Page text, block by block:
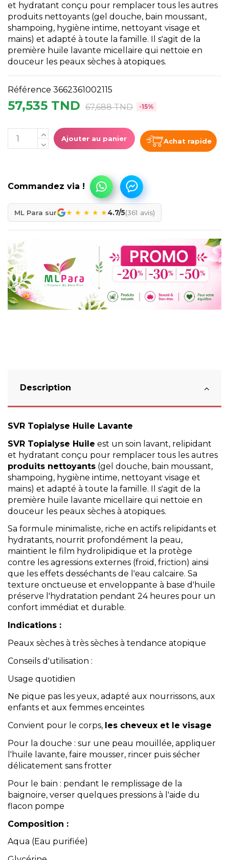
et hydratant conçu pour remplacer tous les autres
produits nettoyants (gel douche, bain moussant,
shampoing, hygiène intime, nettoyant visage et
mains) et adapté à toute la famille. Il s'agit de la
première huile lavante micellaire qui nettoie en
douceur les peaux sèches à atopiques.
Référence 3662361002115
57,535 TND 67,688 TND -15%
Ajouter au panier Achat rapide
ML Para sur ★ ★ ★ ★ ★4.7/5(361 avis)
Description
SVR Topialyse Huile Lavante
SVR Topialyse Huile est un soin lavant, relipidant
et hydratant conçu pour remplacer tous les autres
produits nettoyants (gel douche, bain moussant,
shampoing, hygiène intime, nettoyant visage et
mains) et adapté à toute la famille. Il s'agit de la
première huile lavante micellaire qui nettoie en
douceur les peaux sèches à atopiques.
Sa formule minimaliste, riche en actifs relipidants et
hydratants, nourrit profondément la peau,
maintient le film hydrolipidique et la protège
contre les agressions externes (froid, friction) ainsi
que les effets desséchants de l'eau calcaire. Sa
texture onctueuse et enveloppante à base d'huile
préserve l'hydratation pendant 24 heures pour un
confort immédiat et durable.
Indications :
Peaux sèches à très sèches à tendance atopique
Conseils d'utilisation :
Usage quotidien
Ne pique pas les yeux, adapté aux nourrissons, aux
enfants et aux femmes enceintes
Convient pour le corps, les cheveux et le visage
Pour la douche : sur une peau mouillée, appliquer
l'huile lavante, faire mousser, rincer puis sécher
délicatement sans frotter
Pour le bain : pendant le remplissage de la
baignoire, verser quelques pressions à l'aide du
flacon pompe
Composition :
Aqua (Eau purifiée)